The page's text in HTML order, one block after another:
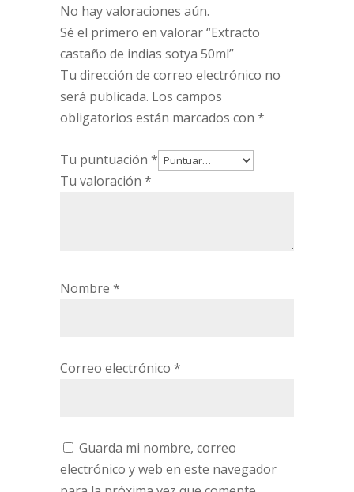
No hay valoraciones aún.
Sé el primero en valorar “Extracto
castaño de indias sotya 50ml”
Tu dirección de correo electrónico no
será publicada. Los campos
obligatorios están marcados con *
Tu puntuación *
Tu valoración *
Nombre *
Correo electrónico *
Guarda mi nombre, correo
electrónico y web en este navegador